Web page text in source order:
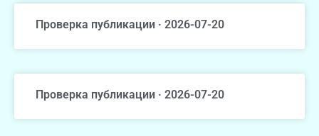
Проверка публикации · 2026-07-20
Проверка публикации · 2026-07-20